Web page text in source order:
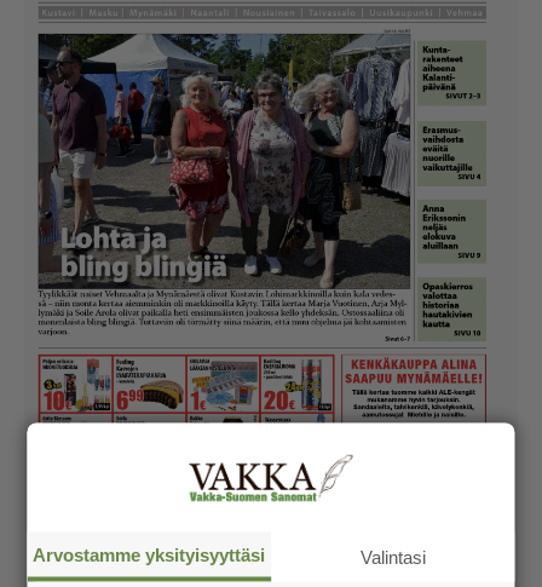
Arvostamme yksityisyyttäsi Valintasi